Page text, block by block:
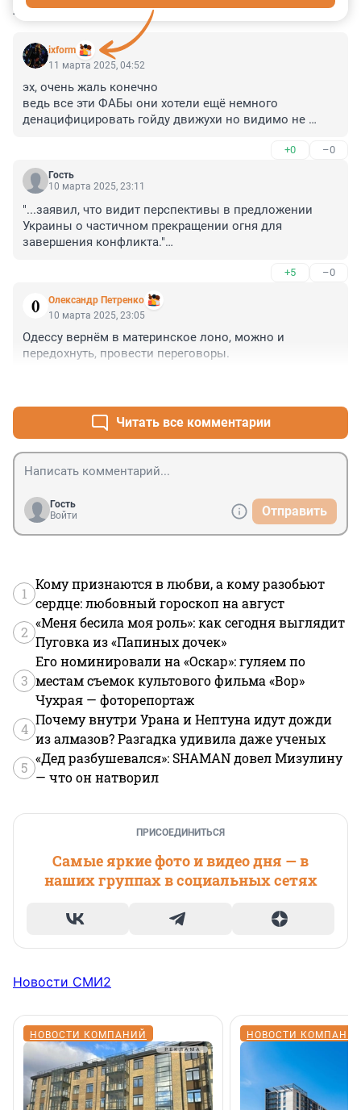
КОММЕНТАРИИ 27
ixform
11 марта 2025, 04:52
эх, очень жаль конечно
ведь все эти ФАБы они хотели ещё немного
денацифицировать гойду движухи но видимо не
+0 –0
Гость
10 марта 2025, 23:11
"...заявил, что видит перспективы в предложении
Украины о частичном прекращении огня для
завершения конфликта."
Дудой, Баррелем, Джонсоном, а главное, семейство
Рокфеллеров и Соросев с остальными анклавами из
могикан, будут рады такому положению дел.
Да и к тому же, считаю, что России не следует
наступать на грабли в очередной раз.
Ведь незачем старушке Меркель лишний раз давать
+5 –0
Олександр Петренко
10 марта 2025, 23:05
Одессу вернём в материнское лоно, можно и
передохнуть, провести переговоры.
Читать все комментарии
Гость
Войти
Отправить
1
Кому признаются в любви, а кому разобьют
сердце: любовный гороскоп на август
2
«Меня бесила моя роль»: как сегодня выглядит
Пуговка из «Папиных дочек»
3
Его номинировали на «Оскар»: гуляем по
местам съемок культового фильма «Вор»
Чухрая — фоторепортаж
4
Почему внутри Урана и Нептуна идут дожди
из алмазов? Разгадка удивила даже ученых
5
«Дед разбушевался»: SHAMAN довел Мизулину
— что он натворил
ПРИСОЕДИНИТЬСЯ
Самые яркие фото и видео дня — в
наших группах в социальных сетях
Новости СМИ2
НОВОСТИ КОМПАНИЙ НОВОСТИ